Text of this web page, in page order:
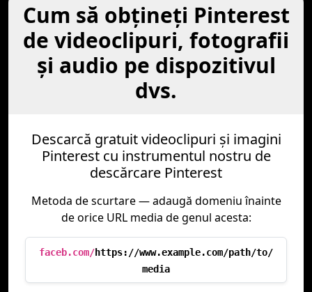
Cum să obţineţi Pinterest
de videoclipuri, fotografii
şi audio pe dispozitivul
dvs.
Descarcă gratuit videoclipuri și imagini
Pinterest cu instrumentul nostru de
descărcare Pinterest
Metoda de scurtare — adaugă domeniu înainte
de orice URL media de genul acesta:
faceb.com/https://www.example.com/path/to/
media